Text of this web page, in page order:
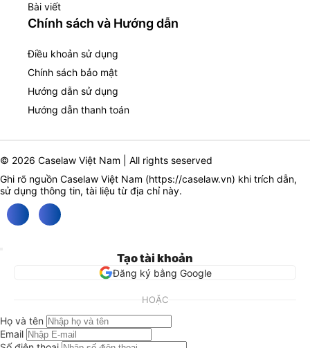
Bài viết
Chính sách và Hướng dẫn
Điều khoản sử dụng
Chính sách bảo mật
Hướng dẫn sử dụng
Hướng dẫn thanh toán
© 2026 Caselaw Việt Nam | All rights seserved
Ghi rõ nguồn Caselaw Việt Nam (https://caselaw.vn) khi trích dẫn,
sử dụng thông tin, tài liệu từ địa chỉ này.
Tạo tài khoản
Đăng ký bằng Google
HOẶC
Họ và tên
Email